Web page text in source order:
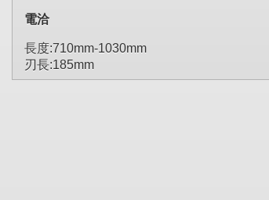
電洽
長度:710mm-1030mm
刃長:185mm